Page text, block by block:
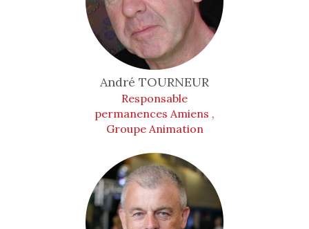
André TOURNEUR
Responsable
permanences Amiens ,
Groupe Animation